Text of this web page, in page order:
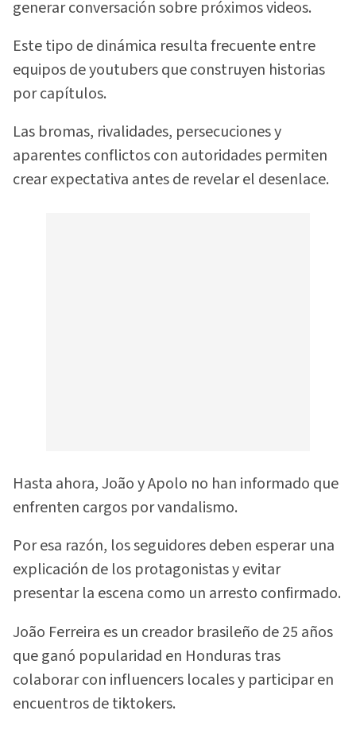
generar conversación sobre próximos videos.
Este tipo de dinámica resulta frecuente entre
equipos de youtubers que construyen historias
por capítulos.
Las bromas, rivalidades, persecuciones y
aparentes conflictos con autoridades permiten
crear expectativa antes de revelar el desenlace.
Hasta ahora, João y Apolo no han informado que
enfrenten cargos por vandalismo.
Por esa razón, los seguidores deben esperar una
explicación de los protagonistas y evitar
presentar la escena como un arresto confirmado.
João Ferreira es un creador brasileño de 25 años
que ganó popularidad en Honduras tras
colaborar con influencers locales y participar en
encuentros de tiktokers.